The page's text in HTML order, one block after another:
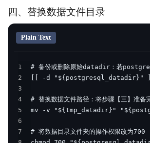
四、替换数据文件目录
Plain Text
1
2
3
4
5
6
7